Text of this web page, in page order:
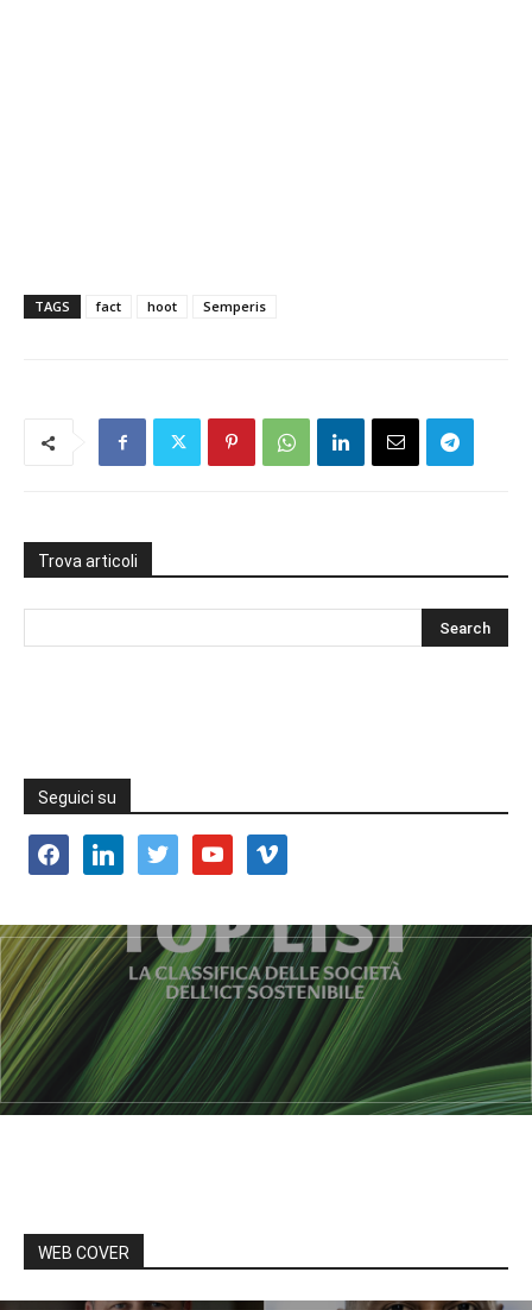
TAGS fact hoot Semperis
Trova articoli
Seguici su
facebooklinkedin twitter youtube vimeo
WEB COVER